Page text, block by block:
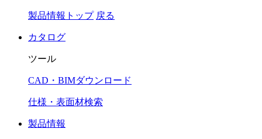
製品情報トップ 戻る
カタログ
ツール
CAD・BIMダウンロード
仕様・表面材検索
製品情報